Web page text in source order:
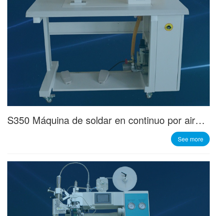
S350 Máquina de soldar en continuo por aire caliente
See more